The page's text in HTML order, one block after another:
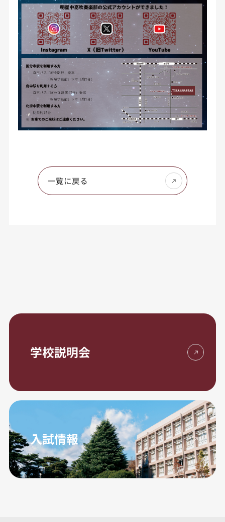
一覧に戻る
学校説明会
入試情報